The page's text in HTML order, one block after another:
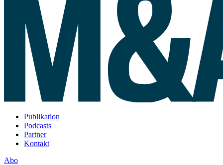
Publikation
Podcasts
Partner
Kontakt
Abo